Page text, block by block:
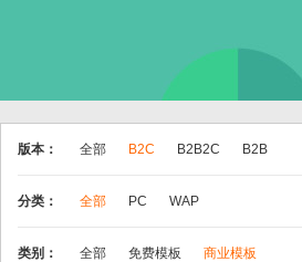
版本： 全部 B2C B2B2C B2B
分类： 全部 PC WAP
类别： 全部 免费模板 商业模板